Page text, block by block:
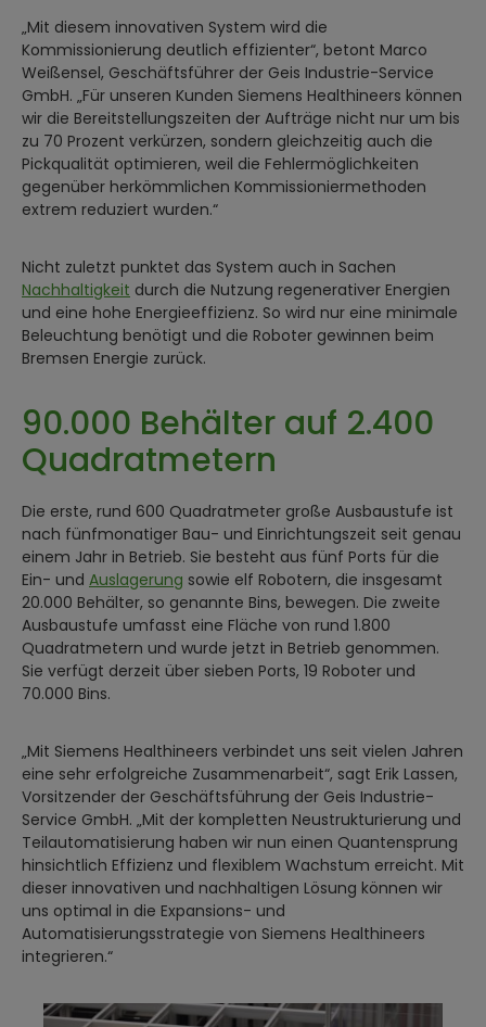
„Mit diesem innovativen System wird die
Kommissionierung deutlich effizienter“, betont Marco
Weißensel, Geschäftsführer der Geis Industrie-Service
GmbH. „Für unseren Kunden Siemens Healthineers können
wir die Bereitstellungszeiten der Aufträge nicht nur um bis
zu 70 Prozent verkürzen, sondern gleichzeitig auch die
Pickqualität optimieren, weil die Fehlermöglichkeiten
gegenüber herkömmlichen Kommissioniermethoden
extrem reduziert wurden.“
Nicht zuletzt punktet das System auch in Sachen
Nachhaltigkeit durch die Nutzung regenerativer Energien
und eine hohe Energieeffizienz. So wird nur eine minimale
Beleuchtung benötigt und die Roboter gewinnen beim
Bremsen Energie zurück.
90.000 Behälter auf 2.400
Quadratmetern
Die erste, rund 600 Quadratmeter große Ausbaustufe ist
nach fünfmonatiger Bau- und Einrichtungszeit seit genau
einem Jahr in Betrieb. Sie besteht aus fünf Ports für die
Ein- und Auslagerung sowie elf Robotern, die insgesamt
20.000 Behälter, so genannte Bins, bewegen. Die zweite
Ausbaustufe umfasst eine Fläche von rund 1.800
Quadratmetern und wurde jetzt in Betrieb genommen.
Sie verfügt derzeit über sieben Ports, 19 Roboter und
70.000 Bins.
„Mit Siemens Healthineers verbindet uns seit vielen Jahren
eine sehr erfolgreiche Zusammenarbeit“, sagt Erik Lassen,
Vorsitzender der Geschäftsführung der Geis Industrie-
Service GmbH. „Mit der kompletten Neustrukturierung und
Teilautomatisierung haben wir nun einen Quantensprung
hinsichtlich Effizienz und flexiblem Wachstum erreicht. Mit
dieser innovativen und nachhaltigen Lösung können wir
uns optimal in die Expansions- und
Automatisierungsstrategie von Siemens Healthineers
integrieren.“